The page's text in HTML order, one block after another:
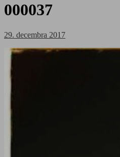
000037
Posted
29. decembra 2017